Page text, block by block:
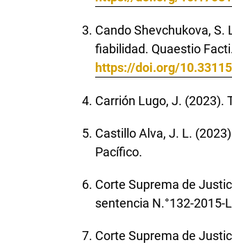
Cando Shevchukova,
fiabilidad. Quaestio
https://doi.org/
Carrión Lugo, J. (2023).
Castillo Alva, J. L.
Pacífico.
Corte Suprema de
sentencia N.°132-
Corte Suprema de